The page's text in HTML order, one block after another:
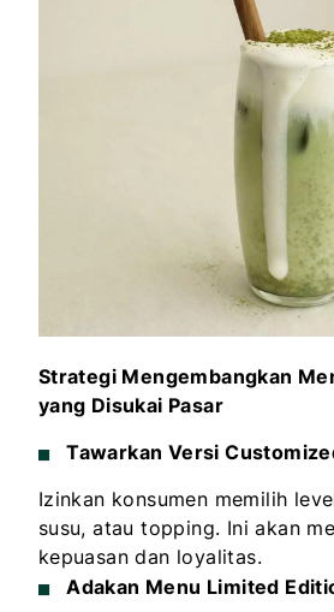
Strategi Mengembangkan
yang Disukai Pasar
Tawarkan Versi
Izinkan konsumen memilih
susu, atau topping. Ini akan
kepuasan dan loyalitas.
Adakan Menu Limited